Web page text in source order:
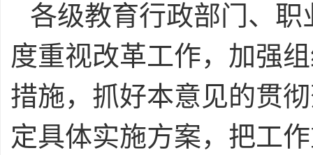
各级教育行政部门、
度重视改革工作，加强
措施，抓好本意见的贯
定具体实施方案，把工